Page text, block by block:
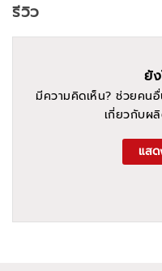
รีวิว
ยั
มีความคิดเห็น? ช่วยคน
เกี่ยวกับผ
แส